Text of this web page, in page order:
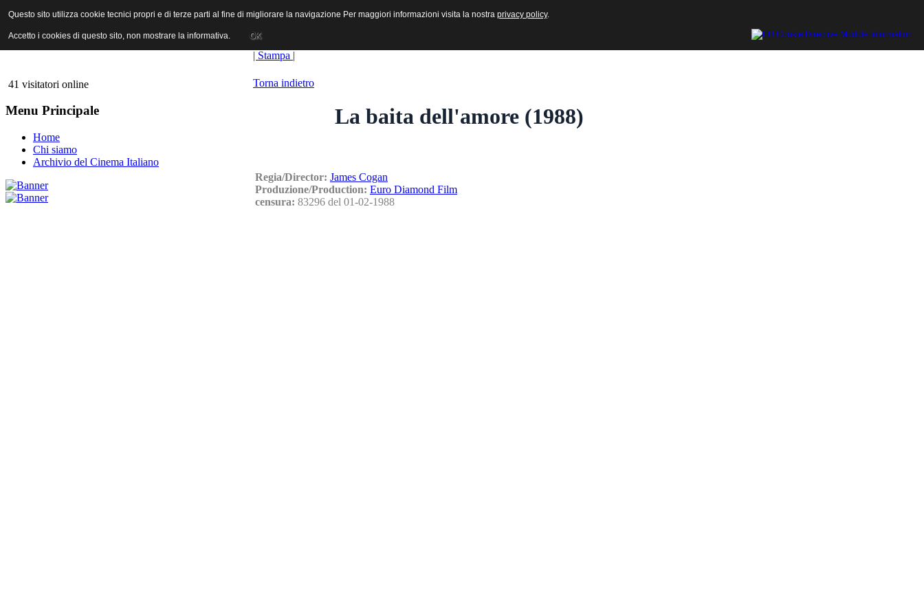
ANICA | Associazione Nazionale Industrie Cinematografiche Audiovisive e Multimediali
41 visitatori online
Menu Principale
Home
Chi siamo
Archivio del Cinema Italiano
| Stampa |
Torna indietro
La baita dell'amore (1988)
Regia/Director: James Cogan
Produzione/Production: Euro Diamond Film
censura: 83296 del 01-02-1988
Questo sito utilizza cookie tecnici propri e di terze parti al fine di migliorare la navigazione Per maggiori informazioni visita la nostra privacy policy.
Accetto i cookies di questo sito, non mostrare la informativa. OK
Questo sito utilizza cookie tecnici propri e di terze parti al fine di migliorare la navigazione Per maggiori informazioni visita la nostra privacy policy.
Accetto i cookies di questo sito, non mostrare la informativa. OK